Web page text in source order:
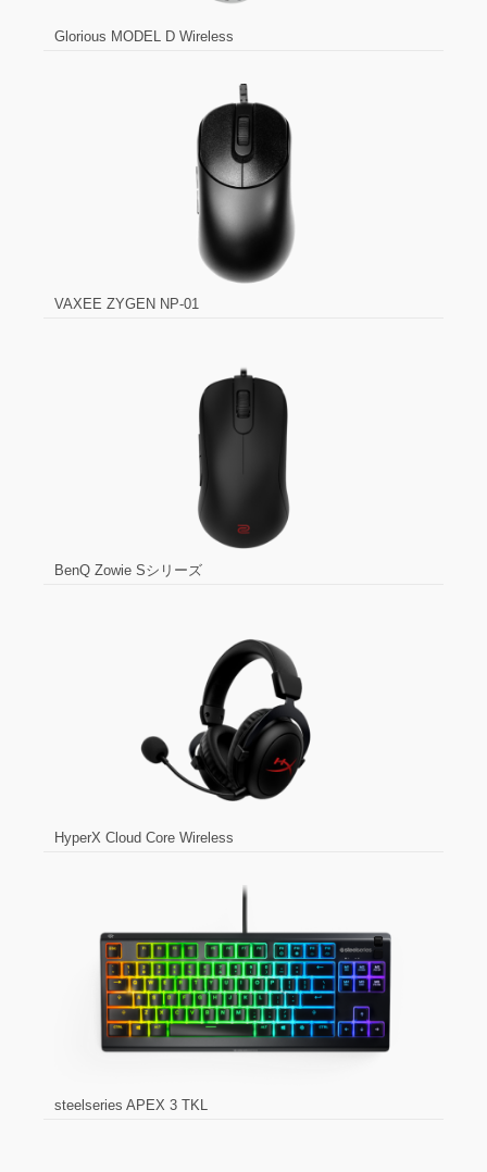
Glorious MODEL D Wireless
VAXEE ZYGEN NP-01
BenQ Zowie Sシリーズ
HyperX Cloud Core Wireless
steelseries APEX 3 TKL